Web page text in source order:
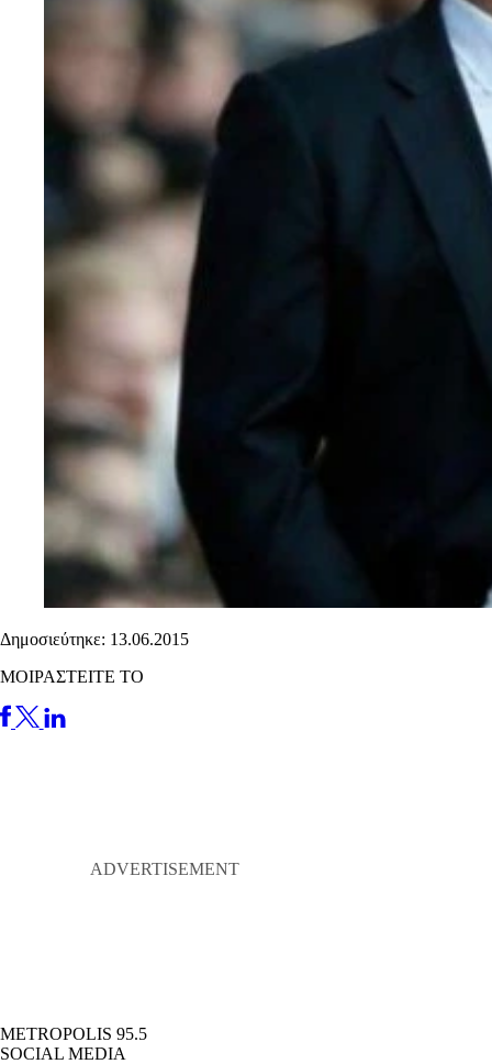
Δημοσιεύτηκε: 13.06.2015
ΜΟΙΡΑΣΤΕΙΤΕ ΤΟ
METROPOLIS 95.5
SOCIAL MEDIA